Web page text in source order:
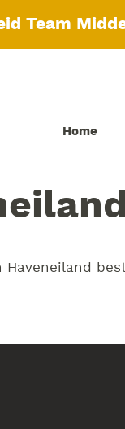
Team
Home
Haveneiland